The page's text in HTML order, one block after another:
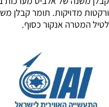
ורקטות מדויקות. תומר קבלן
לטיל המטרה אנקור כסוף.